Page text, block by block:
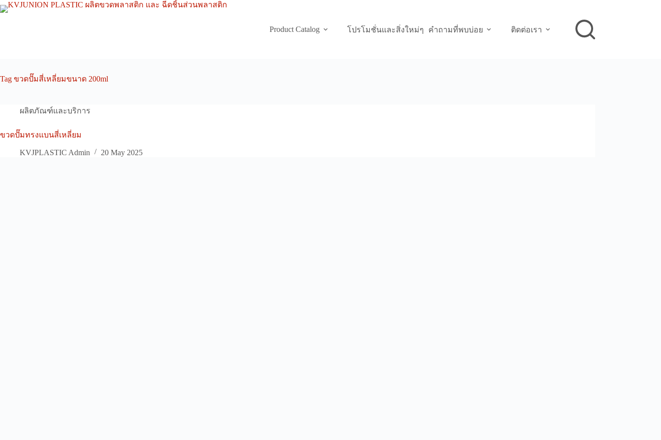
Skip
to
Product Catalog
โปรโมชั่นและสิ่งใหม่ๆ คำถามที่พบบ่อย ติดต่อเรา
Tag ขวดปั๊มสี่เหลี่ยมขนาด 200ml
ผลิตภัณฑ์และบริการ
ขวดปั๊มทรงแบนสี่เหลี่ยม
KVJPLASTIC Admin 20 May 2025